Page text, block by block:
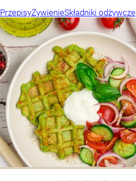
PrzepisyŻywienieSkładniki odżywcze